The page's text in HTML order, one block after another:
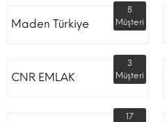
Maden Türkiye
8
Müşteri
CNR EMLAK
3
Müşteri
17